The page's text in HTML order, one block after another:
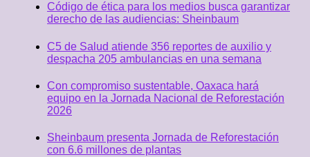
Código de ética para los medios busca garantizar
derecho de las audiencias: Sheinbaum
C5 de Salud atiende 356 reportes de auxilio y
despacha 205 ambulancias en una semana
Con compromiso sustentable, Oaxaca hará
equipo en la Jornada Nacional de Reforestación
2026
Sheinbaum presenta Jornada de Reforestación
con 6.6 millones de plantas